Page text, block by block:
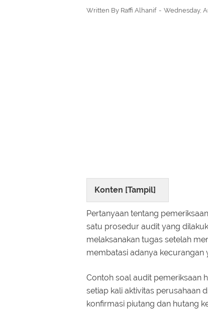
Written By Raffi Alhanif Wednesday,
Konten [Tampil]
Pertanyaan tentang
satu prosedur audit yang
melaksanakan tugas setelah
membatasi adanya kecurangan
Contoh soal audit pemeriksaan
setiap kali aktivitas perusahaan
konfirmasi piutang dan hutang